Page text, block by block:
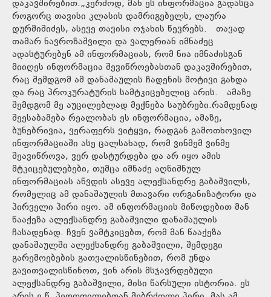
დაკავშირებით.„კერძოდ, მან ეს ინფორმაცია გადასცა
როგორც თავისი კლასის დამრიგებელს, ლაურა
დურმიშიძეს, ასევე თავისი ოჯახის წევრებს. თავად
თამარ ნავროზაშვილი და ვალერიან იმნაძეც
ადასტურებენ ამ ინფორმაციას, რომ ნია იმნაძისგან
მიიღეს ინფორმაცია შევიწროებასთან დაკავშირებით,
რაც შემდგომ ამ დანაშაულის ჩადენის მოტივი გახდა
და რაც პროკურატურის სამტკიცებელიც არის. ამაზე
შემდგომ მე აუცილებლად მექნება საუბრები.რამდენად
შეესაბამება რეალობას ეს ინფორმაცია, ამაზე,
ბუნებრივია, ვერაფერს ვიტყვი, რადგან გამოთხოვილ
ინფორმაციაში ასე ცალსახად, რომ ვინმემ ვინმე
შეავიწროვა, ვერ დასტურდება და არ იყო ამის
მტკიცებულებები, თუმცა იმნაძე აღნიშნულ
ინფორმაციას აწვდის ასევე ალექსანდრე გაბაშვილს,
რომელიც ამ დანაშაულის მთავარი ორგანიზატორი და
პირველი პირი იყო. ამ ინფორმაციის მიწოდებით მან
წააქეზა ალექსანდრე გაბაშვილი დანაშაულის
ჩასადენად. ჩვენ ვამტკიცებთ, რომ მან წააქეზა
დანაშაულში ალექსანდრე გაბაშვილი, შემდეგი
გარემოებების გათვალისწინებით, რომ უნდა
გავითვალისწინოთ, ვინ არის მსჯავრდებული
ალექსანდრე გაბაშვილი, მისი წარსული ისტორია. ეს